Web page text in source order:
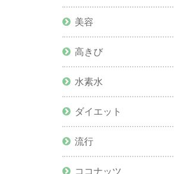
美容
高きび
水素水
ダイエット
流行
ココナッツ